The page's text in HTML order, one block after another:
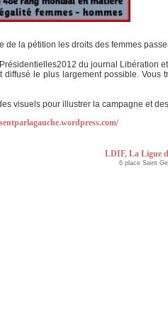
de la pétition les droits des femmes
du journal Libération
diffusé le plus largement possible.
visuels pour illustrer la campagne et
LDIF, La Ligue
6 place Saint